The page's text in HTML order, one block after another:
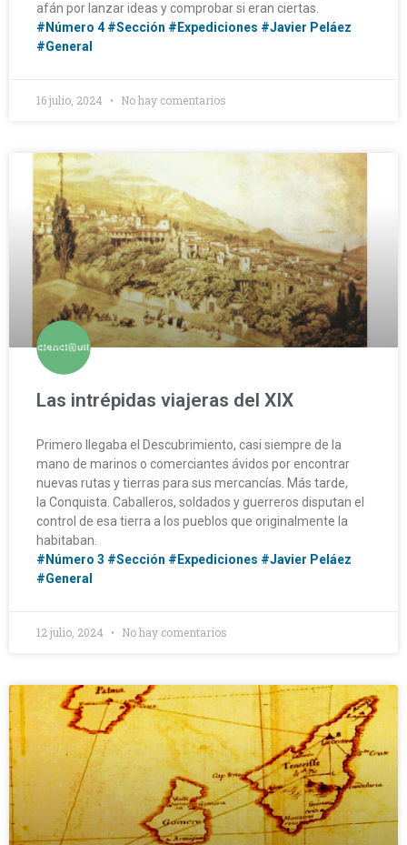
afán por lanzar ideas y comprobar si eran ciertas.
#Número 4 #Sección #Expediciones #Javier Peláez
#General
16 julio, 2024 No hay comentarios
Las intrépidas viajeras del XIX
Primero llegaba el Descubrimiento, casi siempre de la
mano de marinos o comerciantes ávidos por encontrar
nuevas rutas y tierras para sus mercancías. Más tarde,
la Conquista. Caballeros, soldados y guerreros disputan el
control de esa tierra a los pueblos que originalmente la
habitaban.
#Número 3 #Sección #Expediciones #Javier Peláez
#General
12 julio, 2024 No hay comentarios